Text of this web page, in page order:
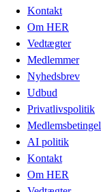
Kontakt
Om HER
Vedtægter
Medlemmer
Nyhedsbrev
Udbud
Privatlivspolitik
AI politik
Kontakt
Om HER